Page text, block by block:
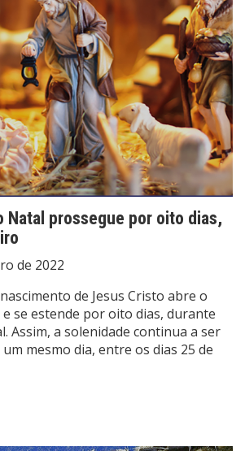
Natal prossegue por oito dias,
de 2022
de Jesus Cristo abre o
se estende por oito dias, durante
Assim, a solenidade continua a ser
mesmo dia, entre os dias 25 de